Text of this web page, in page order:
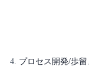
プロセス開発/歩